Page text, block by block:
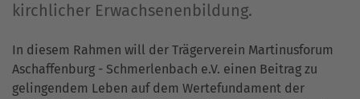
kirchlicher Erwachsenenbildung.
In diesem Rahmen will der Trägerverein Martinusforum
Aschaffenburg - Schmerlenbach e.V. einen Beitrag zu
gelingendem Leben auf dem Wertefundament der